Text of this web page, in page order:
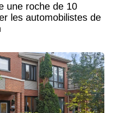
une roche de 10
les automobilistes de